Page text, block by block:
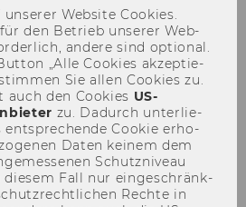
MENÜ
Web­site Coo­kies.
den Be­trieb un­se­rer Web­
an­de­re sind op­tio­nal.
„Alle Coo­kies ak­zep­tie­
Sie allen Coo­kies zu.
den Coo­kies US-​
zu. Da­durch un­ter­lie­
ent­spre­chen­de Coo­kie er­ho­
Daten kei­nem dem
Schutz­ni­veau
die­sem Fall nur ein­ge­schränk­
Rech­te in